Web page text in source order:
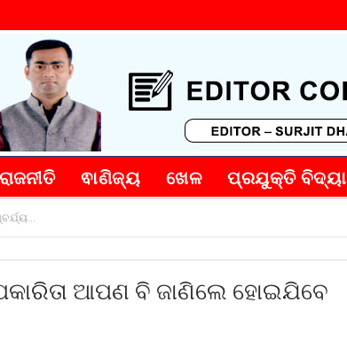
ରାଜନୀତି ଵାଣିଜ୍ୟ ଖେଳ ପ୍ରଯୁକ୍ତି ବିଦ୍ୟା
ଆପଣ ବି ଜାଣିଲେ ହୋଇଯିବେ